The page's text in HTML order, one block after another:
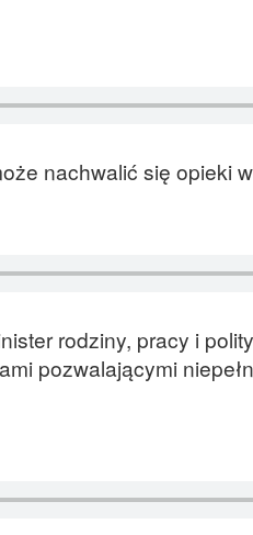
nachwalić się opieki
rodziny, pracy i
pozwalającymi